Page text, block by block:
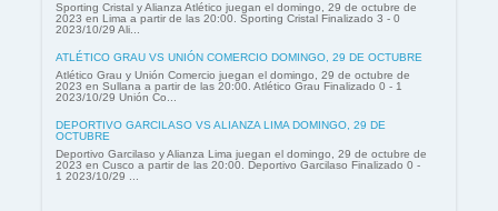
Sporting Cristal y Alianza Atlético juegan el domingo, 29 de octubre de
2023 en Lima a partir de las 20:00. Sporting Cristal Finalizado 3 - 0
2023/10/29 Ali...
ATLÉTICO GRAU VS UNIÓN COMERCIO DOMINGO, 29 DE OCTUBRE
Atlético Grau y Unión Comercio juegan el domingo, 29 de octubre de
2023 en Sullana a partir de las 20:00. Atlético Grau Finalizado 0 - 1
2023/10/29 Unión Co...
DEPORTIVO GARCILASO VS ALIANZA LIMA DOMINGO, 29 DE
OCTUBRE
Deportivo Garcilaso y Alianza Lima juegan el domingo, 29 de octubre de
2023 en Cusco a partir de las 20:00. Deportivo Garcilaso Finalizado 0 -
1 2023/10/29 ...